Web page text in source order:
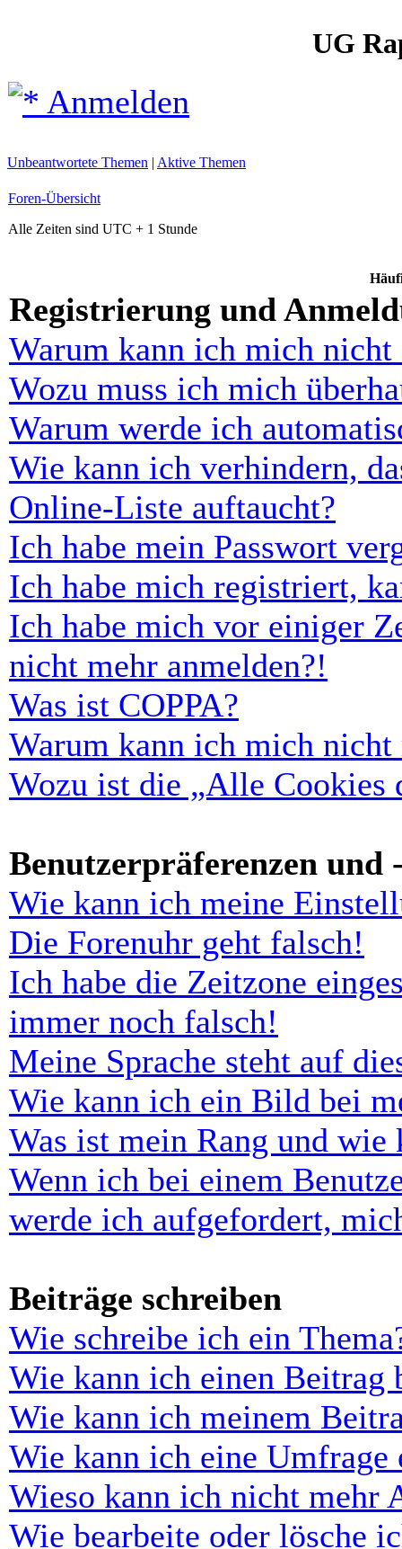
UG
Anmelden
Unbeantwortete Themen | Aktive Themen
Foren-Übersicht
Alle Zeiten sind UTC + 1 Stunde
Registrierung und
Warum kann ich mich nicht
Wozu muss ich mich
Warum werde ich
Wie kann ich verhindern,
Online-Liste auftaucht?
Ich habe mein Passwort
Ich habe mich registriert,
Ich habe mich vor einiger
nicht mehr anmelden?!
Was ist COPPA?
Warum kann ich mich nicht
Wozu ist die „Alle Cookies
Benutzerpräferenzen und
Wie kann ich meine
Die Forenuhr geht falsch!
Ich habe die Zeitzone
immer noch falsch!
Meine Sprache steht auf
Wie kann ich ein Bild bei
Was ist mein Rang und wie
Wenn ich bei einem
werde ich aufgefordert,
Beiträge schreiben
Wie schreibe ich ein
Wie kann ich einen Beitrag
Wie kann ich meinem
Wie kann ich eine Umfrage
Wieso kann ich nicht mehr
Wie bearbeite oder lösche